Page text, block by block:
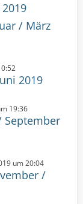
/ März
2019
19:36
September
um 20:04
/